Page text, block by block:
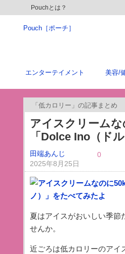
Pouchとは？
Pouch［ポーチ］
エンターテイメント 美容/
「低カロリー」の記事まとめ
アイスクリーム
「Dolce Ino（ド
田端あんじ
2025年8月25日
0
夏はアイスがおいしい季
せんか。
近ごろは低カロリーのアイ